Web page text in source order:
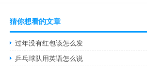
猜你想看的文章
过年没有红包该怎么发
乒乓球队用英语怎么说